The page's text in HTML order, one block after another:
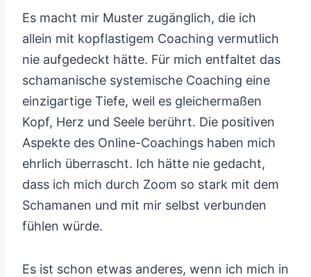
Es macht mir Muster zugänglich, die ich
allein mit kopflastigem Coaching vermutlich
nie aufgedeckt hätte. Für mich entfaltet das
schamanische systemische Coaching eine
einzigartige Tiefe, weil es gleichermaßen
Kopf, Herz und Seele berührt. Die positiven
Aspekte des Online-Coachings haben mich
ehrlich überrascht. Ich hätte nie gedacht,
dass ich mich durch Zoom so stark mit dem
Schamanen und mit mir selbst verbunden
fühlen würde.
Es ist schon etwas anderes, wenn ich mich in